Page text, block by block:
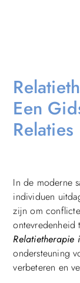
Een
Relaties
In de moderne
individuen
zijn om
ontevredenheid
Relatietherapie
ondersteuning
verbeteren en